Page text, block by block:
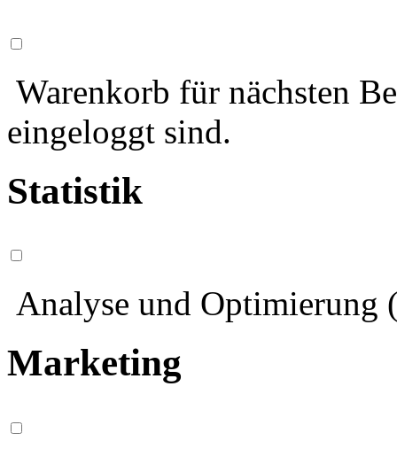
Warenkorb für nächsten
eingeloggt sind.
Statistik
Analyse und Optimierung
Marketing